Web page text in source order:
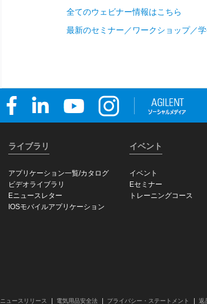
全てのウェビナー情報はこちら
最新のセミナー／ワークショップ／
ライブラリ
アプリケーション一覧/カタログ
ビデオライブラリ
Eニュースレター
IOSモバイルアプリケーション
イベント
イベント
Eセミナー
トレーニングコース
ニュースリリース 電気用品安全法 プライバシー・ステートメント 返